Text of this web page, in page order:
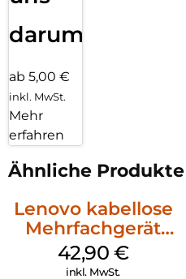
darum!
ab 5,00 €
inkl. MwSt.
Mehr
erfahren
Ähnliche Produkte
Lenovo kabellose
Mehrfachgerät
Luna Grey
42,90 €
inkl. MwSt.